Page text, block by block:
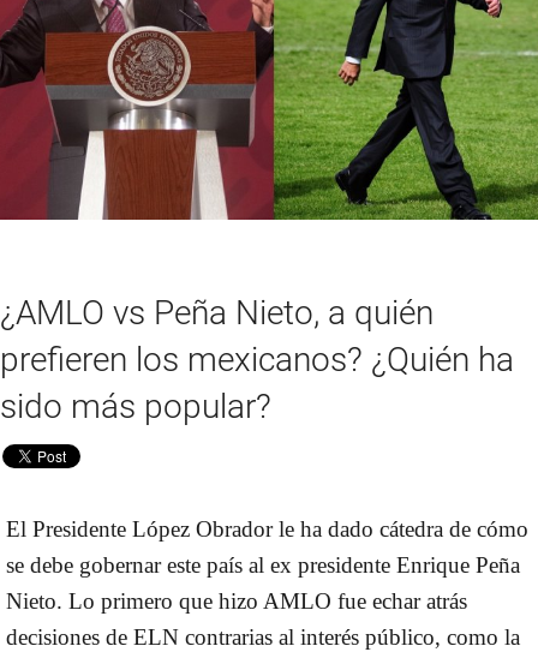
¿AMLO vs Peña Nieto, a quién
prefieren los mexicanos? ¿Quién ha
sido más popular?
El Presidente López Obrador le ha dado cátedra de cómo
se debe gobernar este país al ex presidente Enrique Peña
Nieto. Lo primero que hizo AMLO fue echar atrás
decisiones de ELN contrarias al interés público, como la